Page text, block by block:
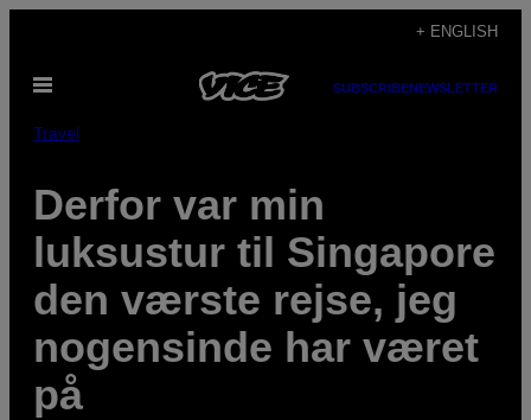
content
+ ENGLISH
Open
SUBSCRIBENEWSLETTER
Travel
Derfor var min
luksustur til Singapore
den værste rejse, jeg
nogensinde har været
på